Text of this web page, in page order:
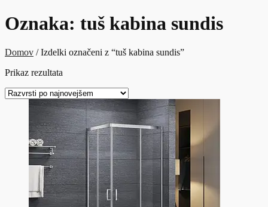
Oznaka: tuš kabina sundis
Domov / Izdelki označeni z “tuš kabina sundis”
Prikaz rezultata